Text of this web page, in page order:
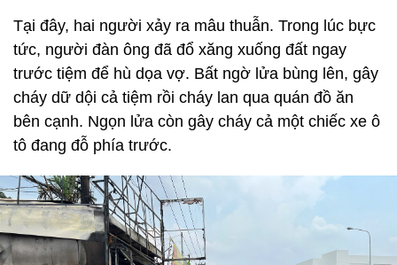
Tại đây, hai người xảy ra mâu thuẫn. Trong lúc bực
tức, người đàn ông đã đổ xăng xuống đất ngay
trước tiệm để hù dọa vợ. Bất ngờ lửa bùng lên, gây
cháy dữ dội cả tiệm rồi cháy lan qua quán đồ ăn
bên cạnh. Ngọn lửa còn gây cháy cả một chiếc xe ô
tô đang đỗ phía trước.